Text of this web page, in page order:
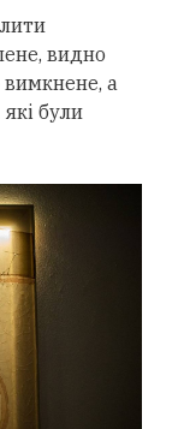
видно
вимкнене, а
були